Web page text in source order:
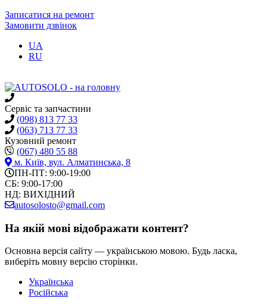
Записатися на ремонт
Замовити дзвінок
UA
RU
Сервіс та запчастини
(098) 813 77 33
(063) 713 77 33
Кузовний ремонт
(067) 480 55 88
м. Київ, вул. Алматинська, 8
ПН-ПТ: 9:00-19:00
СБ: 9:00-17:00
НД: ВИХІДНИЙ
autosolosto@gmail.com
На якій мові відображати контент?
Основна версія сайту — українською мовою. Будь ласка,
виберіть мовну версію сторінки.
Українська
Російська